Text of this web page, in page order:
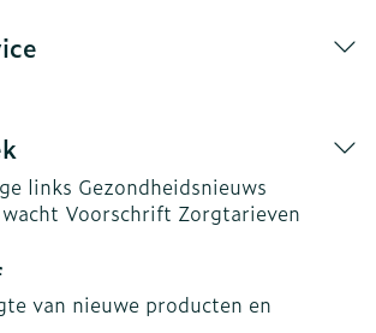
links Gezondheidsnieuws
Voorschrift Zorgtarieven
van nieuwe producten en